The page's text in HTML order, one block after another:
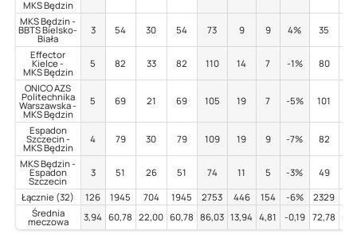
MKS Będzin
MKS Będzin -
BBTS Bielsko-
Biała
3 54 30 54 73 9 9 4% 35
Effector
Kielce -
MKS Będzin
5 82 33 82 110 14 7 -1% 80
ONICO AZS
Politechnika
Warszawska -
MKS Będzin
5 69 21 69 105 19 7 -5% 101
Espadon
Szczecin -
MKS Będzin
4 79 30 79 109 19 9 -7% 82
MKS Będzin -
Espadon
Szczecin
3 51 26 51 74 11 5 -3% 49
Łącznie (32) 126 1945 704 1945 2753 446 154 -6% 2329
Średnia
meczowa 3,94 60,78 22,00 60,78 86,03 13,94 4,81 -0,19 72,78